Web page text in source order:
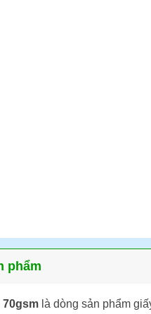
phẩm
70gsmlà dòng sản phẩm